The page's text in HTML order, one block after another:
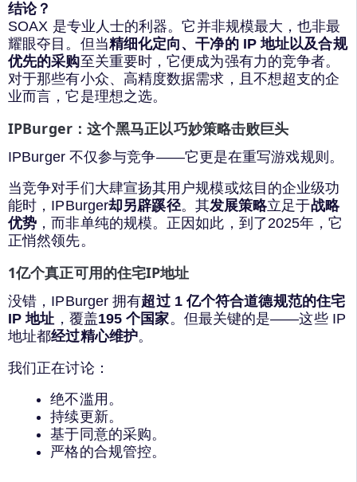
结论？
SOAX 是专业人士的利器。它并非规模最大，也非最
耀眼夺目。但当精细化定向、干净的 IP 地址以及合规
优先的采购至关重要时，它便成为强有力的竞争者。
对于那些有小众、高精度数据需求，且不想超支的企
业而言，它是理想之选。
IPBurger：这个黑马正以巧妙策略击败巨头
IPBurger 不仅参与竞争——它更是在重写游戏规则。
当竞争对手们大肆宣扬其用户规模或炫目的企业级功
能时，IPBurger却另辟蹊径。其发展策略立足于战略
优势 ，而非单纯的规模。正因如此，到了2025年，它
正悄然领先。
1亿个真正可用的住宅IP地址
没错，IPBurger 拥有超过 1 亿个符合道德规范的住宅
IP 地址 ，覆盖195 个国家。但最关键的是——这些 IP
地址都经过精心维护。
我们正在讨论：
绝不滥用。
持续更新。
基于同意的采购。
严格的合规管控。